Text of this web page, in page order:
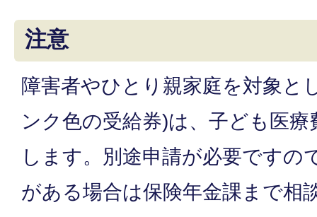
注意
障害者やひとり親家庭を対象と
ンク色の受給券)は、子ども医
します。別途申請が必要ですの
がある場合は保険年金課まで相